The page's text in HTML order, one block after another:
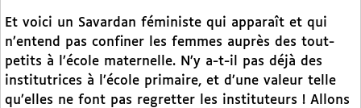
Et voici un Savardan féministe qui apparaît et qui
n’entend pas confiner les femmes auprès des tout-
petits à l’école maternelle. N’y a-t-il pas déjà des
institutrices à l’école primaire, et d’une valeur telle
qu’elles ne font pas regretter les instituteurs ! Allons